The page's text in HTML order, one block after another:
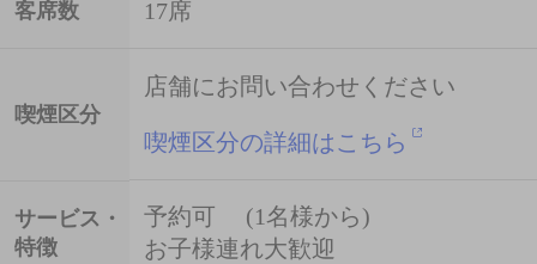
客席数 17席
喫煙区分
店舗にお問い合わせください
喫煙区分の詳細はこちら
サービス・
特徴
予約可 (1名様から)
お子様連れ大歓迎